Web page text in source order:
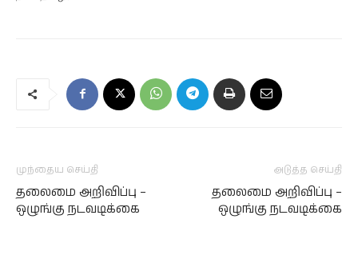
முந்தைய செய்தி
தலைமை அறிவிப்பு –
ஒழுங்கு நடவடிக்கை
அடுத்த செய்தி
தலைமை அறிவிப்பு –
ஒழுங்கு நடவடிக்கை